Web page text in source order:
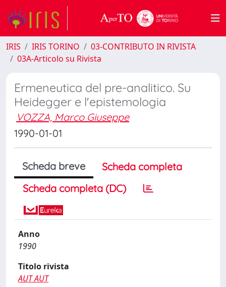
IRIS IRIS TORINO
03-CONTRIBUTO IN RIVISTA
03A-Articolo su Rivista
Ermeneutica del pre-analitico. Su
Heidegger e l'epistemologia
VOZZA, Marco Giuseppe
1990-01-01
Scheda breve
Scheda completa
Scheda completa (DC)
Anno
1990
Titolo rivista
AUT AUT